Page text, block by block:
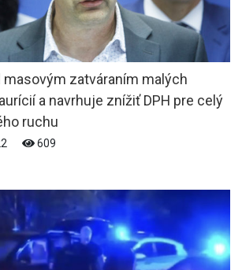
masovým zatváraním malých
a navrhuje znížiť DPH pre celý
ruchu
609